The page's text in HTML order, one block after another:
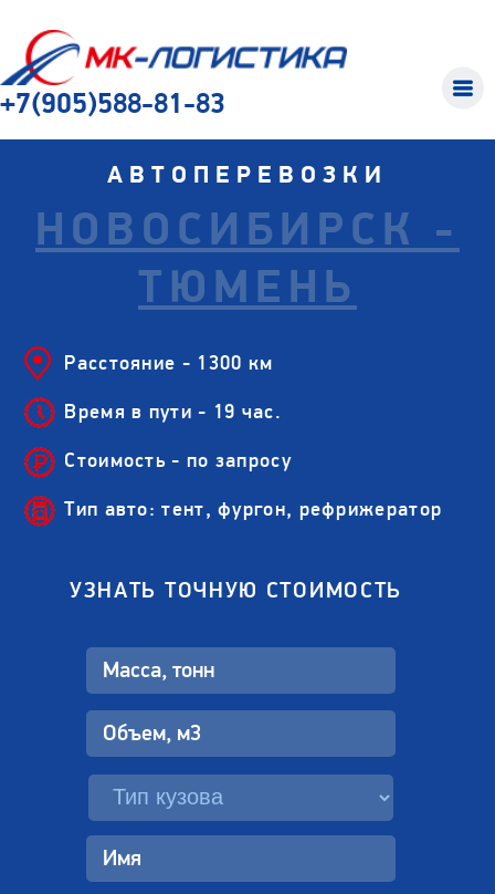
+7(905)588-81-83
АВТОПЕРЕВОЗКИ
НОВОСИБИРСК -
ТЮМЕНЬ
Расстояние - 1300 км
Время в пути - 19 час.
Стоимость - по запросу
Тип авто: тент, фургон, рефрижератор
УЗНАТЬ ТОЧНУЮ СТОИМОСТЬ